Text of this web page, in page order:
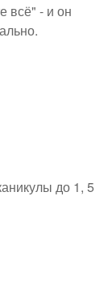
всё" - и он
до 1, 5